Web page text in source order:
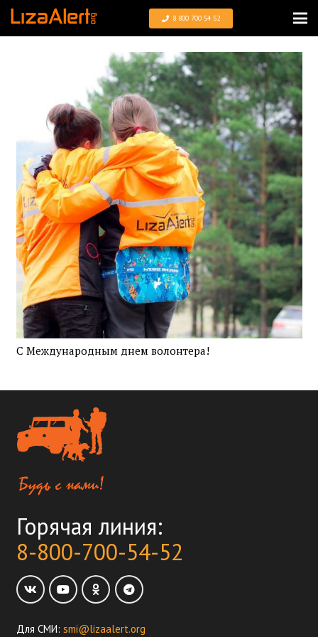
8 800 700 54 52
С Международным днем волонтера!
Горячая линия:
8-800-700-54-52
Для СМИ: smi@lizaalert.org